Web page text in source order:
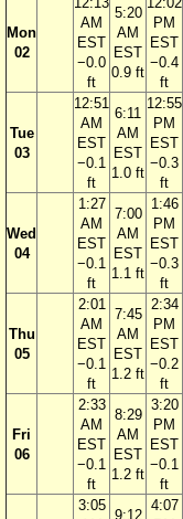
Mon
02
AM
EST
−0.0
ft
5:20
AM
EST
0.9 ft
PM
EST
−0.4
ft
Tue
03
12:51
AM
EST
−0.1
ft
6:11
AM
EST
1.0 ft
12:55
PM
EST
−0.3
ft
Wed
04
1:27
AM
EST
−0.1
ft
7:00
AM
EST
1.1 ft
1:46
PM
EST
−0.3
ft
Thu
05
2:01
AM
EST
−0.1
ft
7:45
AM
EST
1.2 ft
2:34
PM
EST
−0.2
ft
Fri
06
2:33
AM
EST
−0.1
ft
8:29
AM
EST
1.2 ft
3:20
PM
EST
−0.1
ft
3:05
9:12
4:07